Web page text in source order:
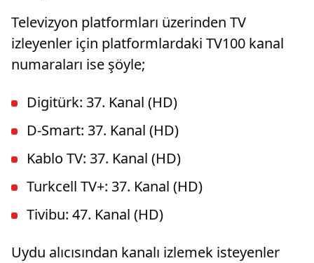
Televizyon platformları üzerinden TV
izleyenler için platformlardaki TV100 kanal
numaraları ise şöyle;
Digitürk: 37. Kanal (HD)
D-Smart: 37. Kanal (HD)
Kablo TV: 37. Kanal (HD)
Turkcell TV+: 37. Kanal (HD)
Tivibu: 47. Kanal (HD)
Uydu alıcısından kanalı izlemek isteyenler